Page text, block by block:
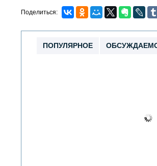
Поделиться:
ПОПУЛЯРНОЕ